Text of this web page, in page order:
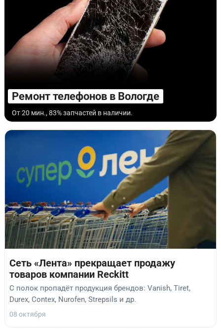
Ремонт телефонов в Вологде
От 20 мин., 83% запчастей в наличии.
Сеть «Лента» прекращает продажу
товаров компании Reckitt
С полок пропадёт продукция брендов: Vanish, Tiret,
Durex, Contex, Nurofen, Strepsils и др.
08 октября